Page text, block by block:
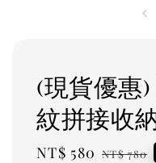
(現貨優
紋拼接收
Sale
NT$ 580 Regular
NT$ 780